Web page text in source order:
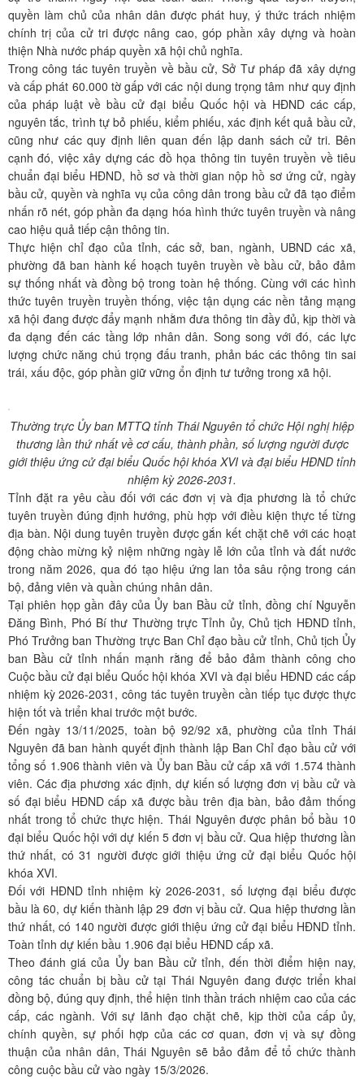
quyền làm chủ của nhân dân được phát huy, ý thức trách nhiệm
chính trị của cử tri được nâng cao, góp phần xây dựng và hoàn
thiện Nhà nước pháp quyền xã hội chủ nghĩa.
Trong công tác tuyên truyền về bầu cử, Sở Tư pháp đã xây dựng
và cấp phát 60.000 tờ gấp với các nội dung trọng tâm như quy định
của pháp luật về bầu cử đại biểu Quốc hội và HĐND các cấp,
nguyên tắc, trình tự bỏ phiếu, kiểm phiếu, xác định kết quả bầu cử,
cũng như các quy định liên quan đến lập danh sách cử tri. Bên
cạnh đó, việc xây dựng các đồ họa thông tin tuyên truyền về tiêu
chuẩn đại biểu HĐND, hồ sơ và thời gian nộp hồ sơ ứng cử, ngày
bầu cử, quyền và nghĩa vụ của công dân trong bầu cử đã tạo điểm
nhấn rõ nét, góp phần đa dạng hóa hình thức tuyên truyền và nâng
cao hiệu quả tiếp cận thông tin.
Thực hiện chỉ đạo của tỉnh, các sở, ban, ngành, UBND các xã,
phường đã ban hành kế hoạch tuyên truyền về bầu cử, bảo đảm
sự thống nhất và đồng bộ trong toàn hệ thống. Cùng với các hình
thức tuyên truyền truyền thống, việc tận dụng các nền tảng mạng
xã hội đang được đẩy mạnh nhằm đưa thông tin đầy đủ, kịp thời và
đa dạng đến các tầng lớp nhân dân. Song song với đó, các lực
lượng chức năng chú trọng đấu tranh, phản bác các thông tin sai
trái, xấu độc, góp phần giữ vững ổn định tư tưởng trong xã hội.
Thường trực Ủy ban MTTQ tỉnh Thái Nguyên tổ chức Hội nghị hiệp
thương lần thứ nhất về cơ cấu, thành phần, số lượng người được
giới thiệu ứng cử đại biểu Quốc hội khóa XVI và đại biểu HĐND tỉnh
nhiệm kỳ 2026-2031.
Tỉnh đặt ra yêu cầu đối với các đơn vị và địa phương là tổ chức
tuyên truyền đúng định hướng, phù hợp với điều kiện thực tế từng
địa bàn. Nội dung tuyên truyền được gắn kết chặt chẽ với các hoạt
động chào mừng kỷ niệm những ngày lễ lớn của tỉnh và đất nước
trong năm 2026, qua đó tạo hiệu ứng lan tỏa sâu rộng trong cán
bộ, đảng viên và quần chúng nhân dân.
Tại phiên họp gần đây của Ủy ban Bầu cử tỉnh, đồng chí Nguyễn
Đăng Bình, Phó Bí thư Thường trực Tỉnh ủy, Chủ tịch HĐND tỉnh,
Phó Trưởng ban Thường trực Ban Chỉ đạo bầu cử tỉnh, Chủ tịch Ủy
ban Bầu cử tỉnh nhấn mạnh rằng để bảo đảm thành công cho
Cuộc bầu cử đại biểu Quốc hội khóa XVI và đại biểu HĐND các cấp
nhiệm kỳ 2026-2031, công tác tuyên truyền cần tiếp tục được thực
hiện tốt và triển khai trước một bước.
Đến ngày 13/11/2025, toàn bộ 92/92 xã, phường của tỉnh Thái
Nguyên đã ban hành quyết định thành lập Ban Chỉ đạo bầu cử với
tổng số 1.906 thành viên và Ủy ban Bầu cử cấp xã với 1.574 thành
viên. Các địa phương xác định, dự kiến số lượng đơn vị bầu cử và
số đại biểu HĐND cấp xã được bầu trên địa bàn, bảo đảm thống
nhất trong tổ chức thực hiện. Thái Nguyên được phân bổ bầu 10
đại biểu Quốc hội với dự kiến 5 đơn vị bầu cử. Qua hiệp thương lần
thứ nhất, có 31 người được giới thiệu ứng cử đại biểu Quốc hội
khóa XVI.
Đối với HĐND tỉnh nhiệm kỳ 2026-2031, số lượng đại biểu được
bầu là 60, dự kiến thành lập 29 đơn vị bầu cử. Qua hiệp thương lần
thứ nhất, có 140 người được giới thiệu ứng cử đại biểu HĐND tỉnh.
Toàn tỉnh dự kiến bầu 1.906 đại biểu HĐND cấp xã.
Theo đánh giá của Ủy ban Bầu cử tỉnh, đến thời điểm hiện nay,
công tác chuẩn bị bầu cử tại Thái Nguyên đang được triển khai
đồng bộ, đúng quy định, thể hiện tinh thần trách nhiệm cao của các
cấp, các ngành. Với sự lãnh đạo chặt chẽ, kịp thời của cấp ủy,
chính quyền, sự phối hợp của các cơ quan, đơn vị và sự đồng
thuận của nhân dân, Thái Nguyên sẽ bảo đảm để tổ chức thành
công cuộc bầu cử vào ngày 15/3/2026.